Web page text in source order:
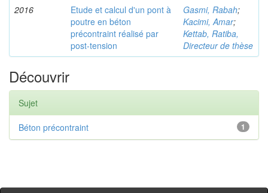
2016
Etude et calcul d'un pont à
poutre en béton
précontraint réalisé par
post-tension
Gasmi, Rabah;
Kacimi, Amar;
Kettab, Ratiba,
Directeur de thèse
Découvrir
Sujet
1
Béton précontraint